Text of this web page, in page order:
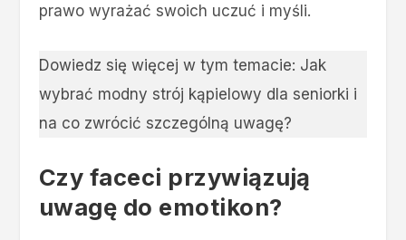
prawo wyrażać swoich uczuć i myśli.
Dowiedz się więcej w tym temacie: Jak
wybrać modny strój kąpielowy dla seniorki i
na co zwrócić szczególną uwagę?
Czy faceci przywiązują
uwagę do emotikon?